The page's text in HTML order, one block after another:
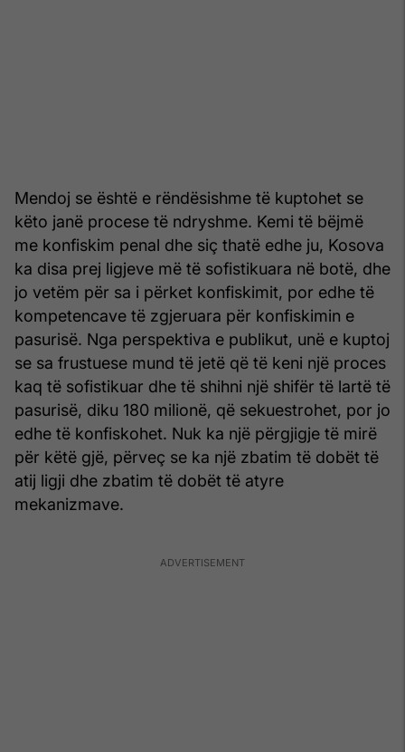
Mendoj se është e rëndësishme të kuptohet se
këto janë procese të ndryshme. Kemi të bëjmë
me konfiskim penal dhe siç thatë edhe ju, Kosova
ka disa prej ligjeve më të sofistikuara në botë, dhe
jo vetëm për sa i përket konfiskimit, por edhe të
kompetencave të zgjeruara për konfiskimin e
pasurisë. Nga perspektiva e publikut, unë e kuptoj
se sa frustuese mund të jetë që të keni një proces
kaq të sofistikuar dhe të shihni një shifër të lartë të
pasurisë, diku 180 milionë, që sekuestrohet, por jo
edhe të konfiskohet. Nuk ka një përgjigje të mirë
për këtë gjë, përveç se ka një zbatim të dobët të
atij ligji dhe zbatim të dobët të atyre
mekanizmave.